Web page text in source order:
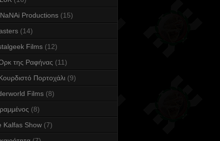
Productions (15)
(14)
Films (12)
της Ραφήνας (11)
Πορτοχάλι (9)
Films (8)
(8)
Kalfas Show (7)